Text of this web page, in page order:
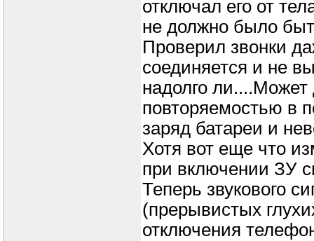
отключал его от
не должно было
Проверил звонки
соединяется и не
надолго ли....Может
повторяемостью в
заряд батареи и
Хотя вот еще что
при включении ЗУ
Теперь звукового
(прерывистых
отключения